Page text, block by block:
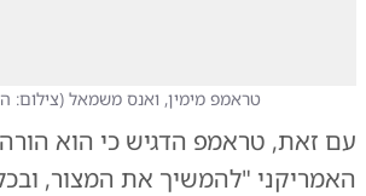
טראמפ מימין, ואנס משמאל (צילום:
עם זאת, טראמפ הדגיש כי הוא
האמריקני "להמשיך את המצור,